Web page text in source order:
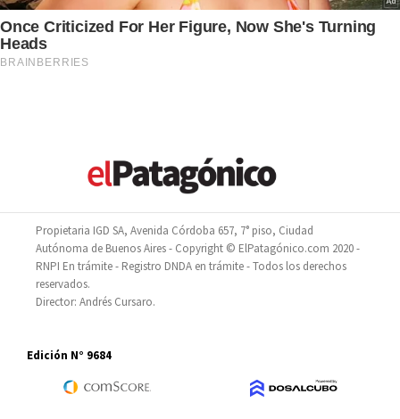
Propietaria IGD SA, Avenida Córdoba 657, 7° piso, Ciudad
Autónoma de Buenos Aires - Copyright © ElPatagónico.com 2020 -
RNPI En trámite - Registro DNDA en trámite - Todos los derechos
reservados.
Director: Andrés Cursaro.
Edición N° 9684